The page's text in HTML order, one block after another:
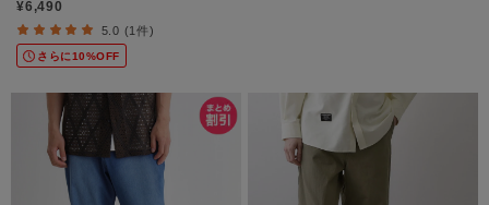
¥6,490
5.0 (1件)
さらに10%OFF